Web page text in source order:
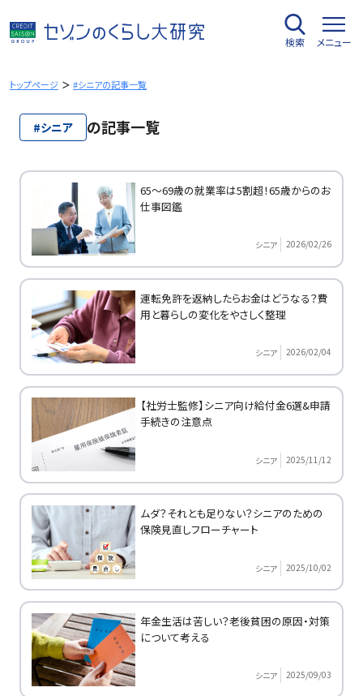
容
を
キ
検索 メニュー
トップページ #シニアの記事一覧
#シニア の記事一覧
65～69歳の就業率は5割超！65歳からのお
仕事図鑑
シニア 2026/02/26
運転免許を返納したらお金はどうなる？費
用と暮らしの変化をやさしく整理
シニア 2026/02/04
【社労士監修】シニア向け給付金6選&申請
手続きの注意点
シニア 2025/11/12
ムダ？それとも足りない？シニアのための
保険見直しフローチャート
シニア 2025/10/02
年金生活は苦しい？老後貧困の原因・対策
について考える
シニア 2025/09/03